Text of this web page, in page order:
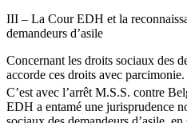
III – La Cour EDH et la
demandeurs d’asile
Concernant les droits sociaux des
accorde ces droits avec parcimonie.
C’est avec l’arrêt M.S.S. contre
EDH a entamé une jurisprudence